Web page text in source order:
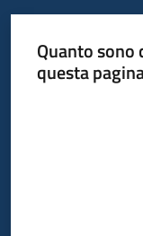
Quanto sono
questa